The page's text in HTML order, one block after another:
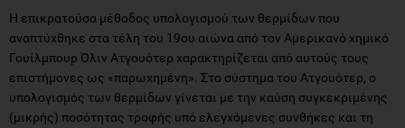
Η επικρατούσα μέθοδος υπολογισμού των θερμίδων που
αναπτύχθηκε στα τέλη του 19ου αιώνα από τον Αμερικανό χημικό
Γουίλμπουρ Όλιν Ατγουότερ χαρακτηρίζεται από αυτούς τους
επιστήμονες ως «παρωχημένη». Στο σύστημα του Ατγουότερ, ο
υπολογισμός των θερμίδων γίνεται με την καύση συγκεκριμένης
(μικρής) ποσότητας τροφής υπό ελεγχόμενες συνθήκες και τη